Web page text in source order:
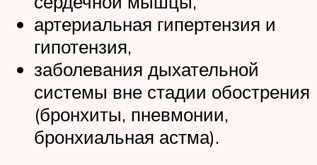
артериальная гипертензия и
гипотензия,
заболевания дыхательной
системы вне стадии обострения
(бронхиты, пневмонии,
бронхиальная астма).